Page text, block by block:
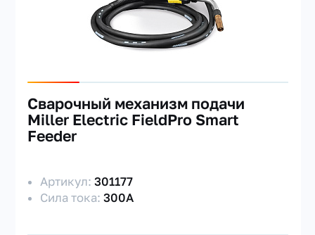
Сварочный механизм подачи
Miller Electric FieldPro Smart
Feeder
Артикул:301177
Сила тока:300А